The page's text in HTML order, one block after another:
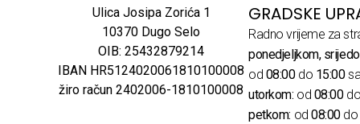
Ulica Josipa Zorića 1
10370 Dugo Selo
OIB: 25432879214
IBAN HR5124020061810100008
žiro račun 2402006-1810100008
GRADSKE
Radno vrijeme za
ponedjeljkom,
od 08:00do 15:00
utorkom: od 08:00
petkom: od08:00